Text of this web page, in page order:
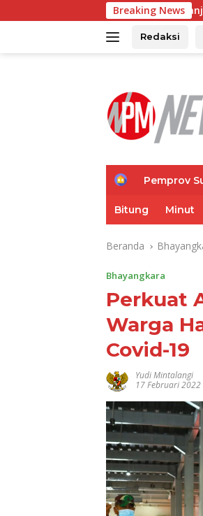
ke
Breaking News
Gelar Reses di Banjar Banua Karta,
Redaksi
H
e
Pemprov
Bitung Minut
Beranda
Bhayangkara
Perkuat
Warga
Covid-19
Yudi Mintalangi
17 Februari 2022